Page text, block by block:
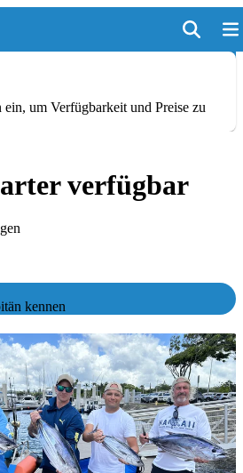
ein, um Verfügbarkeit und Preise zu
verfügbar
kennen